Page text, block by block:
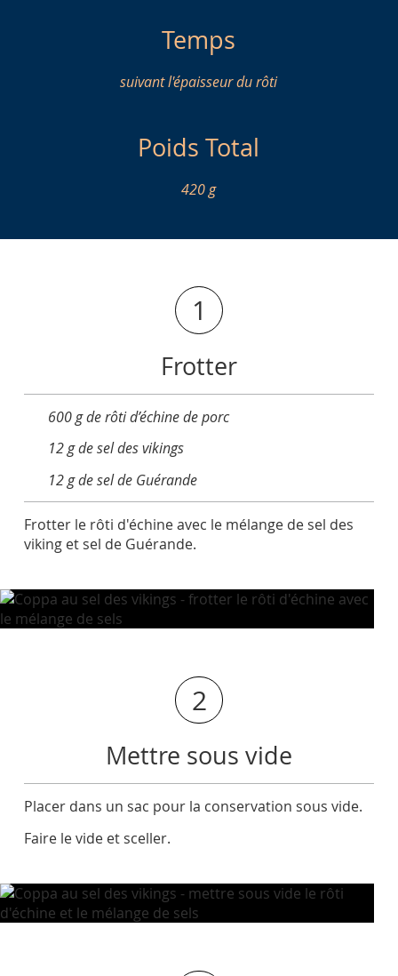
Temps
suivant l'épaisseur du rôti
Poids Total
420 g
1
Frotter
600 g de rôti d’échine de porc
12 g de sel des vikings
12 g de sel de Guérande
Frotter le rôti d'échine avec le mélange de sel des
viking et sel de Guérande.
2
Mettre sous vide
Placer dans un sac pour la conservation sous vide.
Faire le vide et sceller.